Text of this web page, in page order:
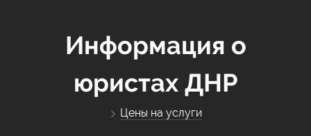
Информация о
юристах ДНР
Цены на услуги